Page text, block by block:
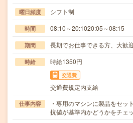
曜日頻度 シフト制
時間 08:10～20:1020:05～08:15
期間 長期でお仕事できる方、大歓
時給 時給1350円
交通費
交通費規定内支給
仕事内容
・専用のマシンに製品をセッ
抗値が基準内かどうかをチェ